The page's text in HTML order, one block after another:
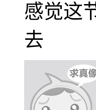
感觉这
去